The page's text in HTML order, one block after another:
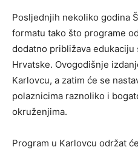
Posljednjih nekoliko godina
formatu tako što programe
dodatno približava
Hrvatske. Ovogodišnje
Karlovcu, a zatim će se
polaznicima raznoliko i
okruženjima.
Program u Karlovcu održat